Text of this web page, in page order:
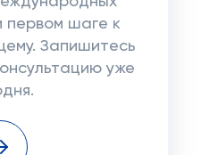
первом шаге к
Запишитесь
уже